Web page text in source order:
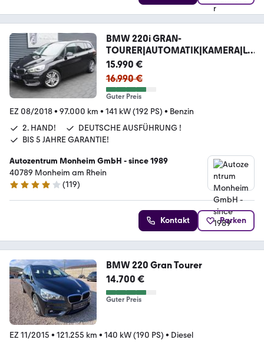
BMW 220i GRAN-
TOURER|AUTOMATIK|KAMERA|LE
D|PDC|NAVI
15.990 €
16.990 €
Guter Preis
EZ 08/2018• 97.000 km • 141 kW (192 PS) • Benzin
2. HAND!
DEUTSCHE AUSFÜHRUNG !
BIS 5 JAHRE GARANTIE!
Autozentrum Monheim GmbH - since 1989
40789 Monheim am Rhein
4 Sterne
(119)
Kontakt Parken
BMW 220 Gran Tourer
14.700 €
Guter Preis
EZ 11/2015 • 121.255 km • 140 kW (190 PS) • Diesel